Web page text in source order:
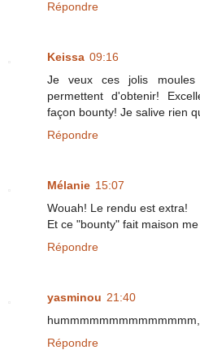
Répondre
Keissa 09:16
Je veux ces jolis moules
permettent d'obtenir!
façon bounty! Je salive rien
Répondre
Mélanie 15:07
Wouah! Le rendu est extra!
Et ce "bounty" fait maison
Répondre
yasminou 21:40
Répondre